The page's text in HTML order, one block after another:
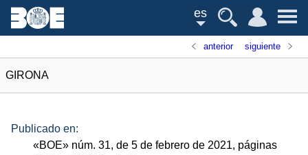
es
anterior siguiente
GIRONA
Publicado en:
«BOE» núm. 31, de 5 de febrero de 2021, páginas